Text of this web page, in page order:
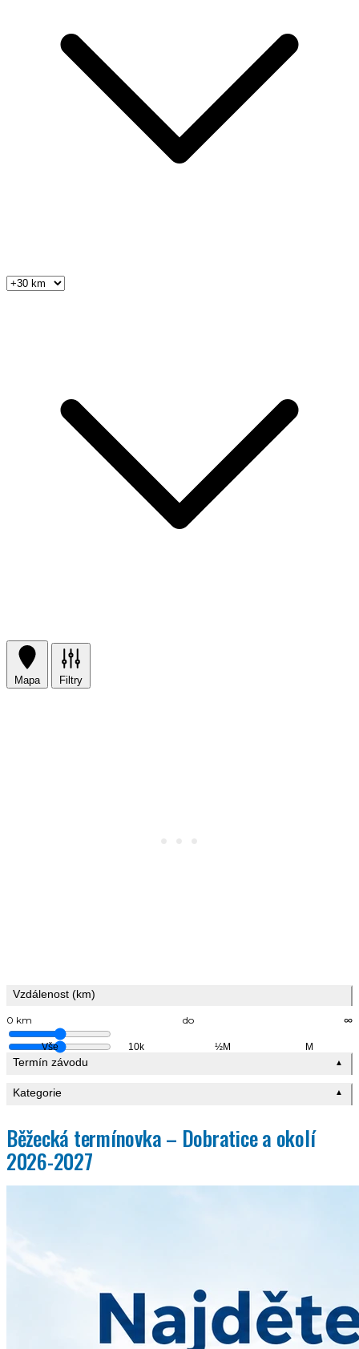
Mapa Filtry
Vzdálenost (km)
0 km do ∞
Vše 10k ½M M
Termín závodu ▲
Kategorie ▲
Běžecká termínovka – Dobratice a okolí
2026-2027